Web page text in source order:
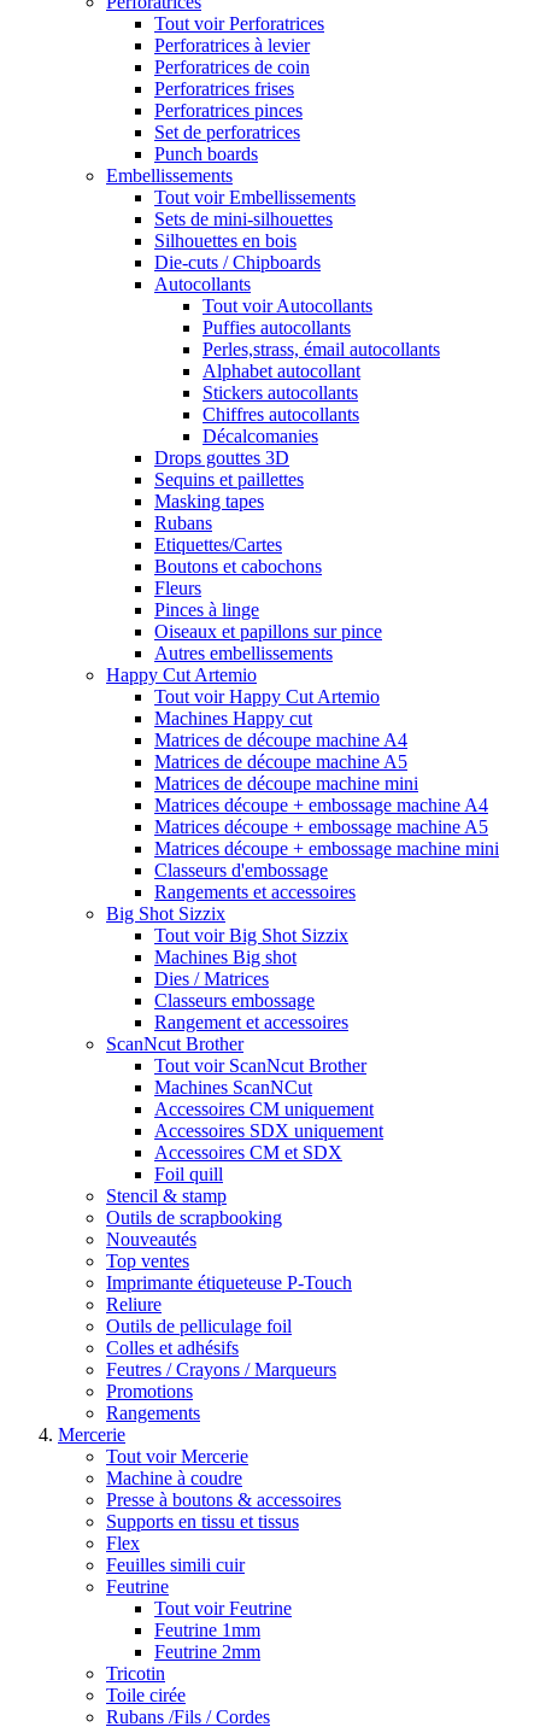
Tout voir Perforatrices
Perforatrices à levier
Perforatrices de coin
Perforatrices frises
Perforatrices pinces
Set de perforatrices
Punch boards
Embellissements
Tout voir Embellissements
Sets de mini-silhouettes
Silhouettes en bois
Die-cuts / Chipboards
Autocollants
Tout voir Autocollants
Puffies autocollants
Perles,strass, émail autocollants
Alphabet autocollant
Stickers autocollants
Chiffres autocollants
Décalcomanies
Drops gouttes 3D
Sequins et paillettes
Masking tapes
Rubans
Etiquettes/Cartes
Boutons et cabochons
Fleurs
Pinces à linge
Oiseaux et papillons sur pince
Autres embellissements
Happy Cut Artemio
Tout voir Happy Cut Artemio
Machines Happy cut
Matrices de découpe machine A4
Matrices de découpe machine A5
Matrices de découpe machine mini
Matrices découpe + embossage machine A4
Matrices découpe + embossage machine A5
Matrices découpe + embossage machine mini
Classeurs d'embossage
Rangements et accessoires
Big Shot Sizzix
Tout voir Big Shot Sizzix
Machines Big shot
Dies / Matrices
Classeurs embossage
Rangement et accessoires
ScanNcut Brother
Tout voir ScanNcut Brother
Machines ScanNCut
Accessoires CM uniquement
Accessoires SDX uniquement
Accessoires CM et SDX
Foil quill
Stencil & stamp
Outils de scrapbooking
Nouveautés
Top ventes
Imprimante étiqueteuse P-Touch
Reliure
Outils de pelliculage foil
Colles et adhésifs
Feutres / Crayons / Marqueurs
Promotions
Rangements
Mercerie
Tout voir Mercerie
Machine à coudre
Presse à boutons & accessoires
Supports en tissu et tissus
Flex
Feuilles simili cuir
Feutrine
Tout voir Feutrine
Feutrine 1mm
Feutrine 2mm
Tricotin
Toile cirée
Rubans /Fils / Cordes